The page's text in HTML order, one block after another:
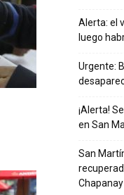
Alerta: el
luego
Urgente:
¡Alerta!
en San
San
Chapanay